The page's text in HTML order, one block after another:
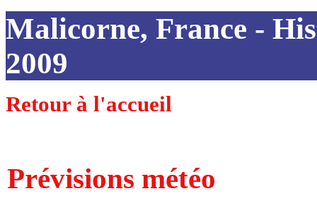
Malicorne, France -
2009
Retour à l'accueil
Prévisions météo